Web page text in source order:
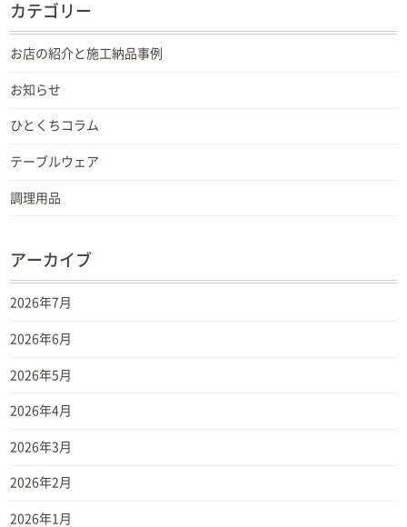
カテゴリー
お店の紹介と施工納品事例
お知らせ
ひとくちコラム
テーブルウェア
調理用品
アーカイブ
2026年7月
2026年6月
2026年5月
2026年4月
2026年3月
2026年2月
2026年1月